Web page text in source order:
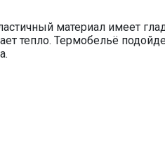
материал имеет
тепло. Термобельё